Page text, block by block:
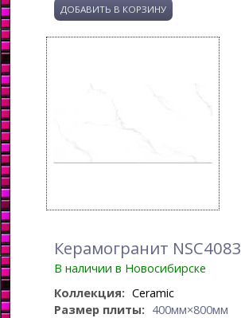
Керамогранит NSC4083
В наличии в Новосибирске
Коллекция: Ceramic
Размер плиты: 400мм×800мм